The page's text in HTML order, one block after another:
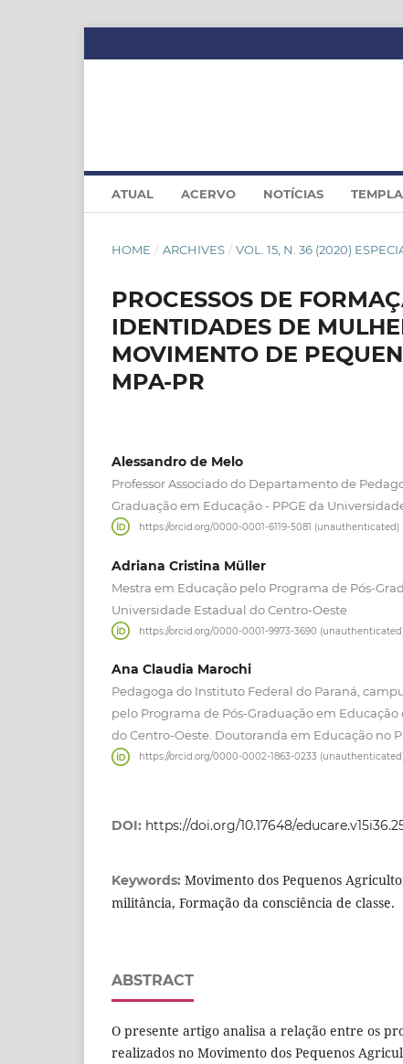
ATUAL ACERVO NOTÍCIAS
HOME / ARCHIVES / VOL. 15, N. 36 (2020)
PROCESSOS DE
IDENTIDADES DE
MOVIMENTO DE
MPA-PR
Alessandro de Melo
Professor Associado do Departamento de
Graduação em Educação - PPGE da
https://orcid.org/0000-0001-6119-5081 (unauthenticated)
Adriana Cristina Müller
Mestra em Educação pelo Programa de Pós-
Universidade Estadual do Centro-Oeste
https://orcid.org/0000-0001-9973-3690
Ana Claudia Marochi
Pedagoga do Instituto Federal do Paraná,
pelo Programa de Pós-Graduação em
do Centro-Oeste. Doutoranda em Educação no
https://orcid.org/0000-0002-1863-0233
DOI: https://doi.org/10.17648/
Keywords: Movimento dos Pequenos
militância, Formação da consciência de classe.
ABSTRACT
O presente artigo analisa a relação entre os
realizados no Movimento dos Pequenos